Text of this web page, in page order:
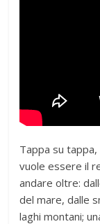
Tappa su
vuole essere il
andare oltre:
del mare, dalle
laghi montani;